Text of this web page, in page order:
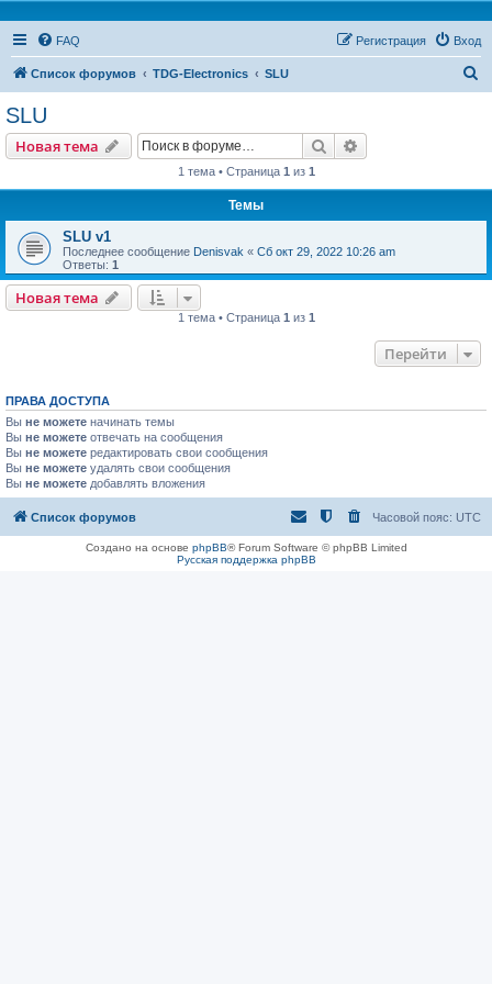
FAQ Вход
Регистрация
Список форумов TDG-Electronics SLU
SLU
Новая тема Поиск
1 тема • Страница 1 из 1
Темы
SLU v1
Последнее сообщение Denisvak « Сб окт 29, 2022 10:26 am
Ответы: 1
Новая тема
1 тема • Страница 1 из 1
Перейти
ПРАВА ДОСТУПА
Вы не можете начинать темы
Вы не можете отвечать на сообщения
Вы не можете редактировать свои сообщения
Вы не можете удалять свои сообщения
Вы не можете добавлять вложения
Список форумов Часовой пояс: UTC
Создано на основе phpBB® Forum Software © phpBB Limited
Русская поддержка phpBB